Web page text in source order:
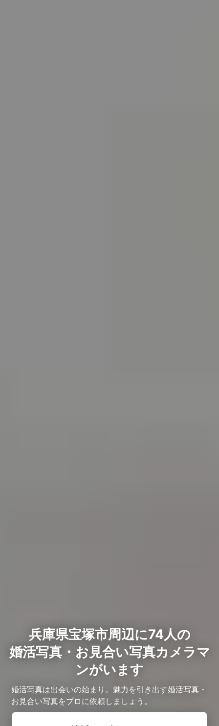
兵庫県宝塚市周辺に74人の
婚活写真・お見合い写真カメラマ
ンがいます
婚活写真は出会いの始まり。魅力を引き出す婚活写真・
お見合い写真をプロに依頼しましょう。